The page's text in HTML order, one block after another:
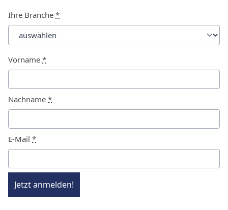
Ihre Branche *
Vorname *
Nachname *
E-Mail *
Jetzt anmelden!